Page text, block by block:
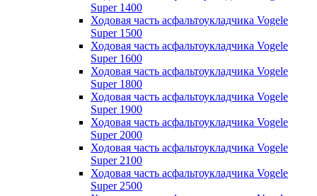
Super 1400
Ходовая часть асфальтоукладчика Vogele
Super 1500
Ходовая часть асфальтоукладчика Vogele
Super 1600
Ходовая часть асфальтоукладчика Vogele
Super 1800
Ходовая часть асфальтоукладчика Vogele
Super 1900
Ходовая часть асфальтоукладчика Vogele
Super 2000
Ходовая часть асфальтоукладчика Vogele
Super 2100
Ходовая часть асфальтоукладчика Vogele
Super 2500